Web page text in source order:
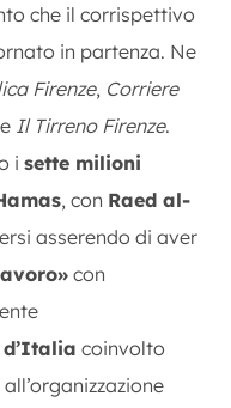
che il corrispettivo
in partenza. Ne
Firenze, Corriere
Il Tirreno Firenze.
i sette milioni
, con Raed al-
asserendo di aver
con
d’Italia coinvolto